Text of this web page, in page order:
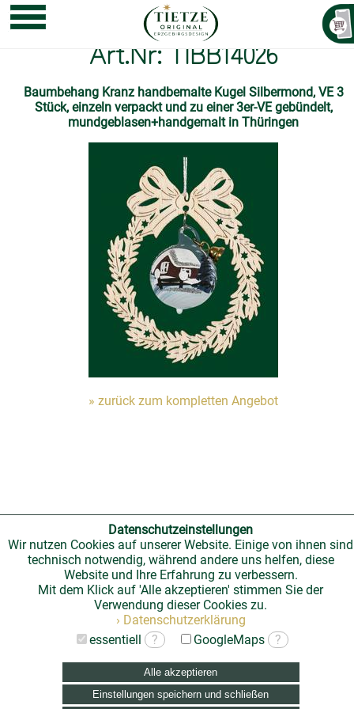
Datenschutzeinstellungen
Wir nutzen Cookies auf unserer Website. Einige von ihnen sind
technisch notwendig, während andere uns helfen, diese
Website und Ihre Erfahrung zu verbessern.
Mit dem Klick auf 'Alle akzeptieren' stimmen Sie der
Verwendung dieser Cookies zu.
› Datenschutzerklärung
essentiell ? GoogleMaps ?
Alle akzeptieren
Einstellungen speichern und schließen
Art.Nr: TIBB14026
Baumbehang Kranz handbemalte Kugel Silbermond, VE 3
Stück, einzeln verpackt und zu einer 3er-VE gebündelt,
mundgeblasen+handgemalt in Thüringen
» zurück zum kompletten Angebot